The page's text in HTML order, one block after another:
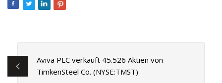
Aviva PLC verkauft 45.526 Aktien von
TimkenSteel Co. (NYSE:TMST)